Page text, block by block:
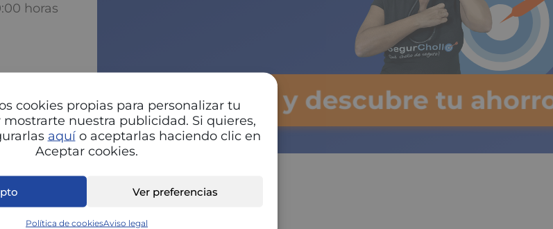
cookies propias para personalizar tu
nuestra publicidad. Si quieres,
aquío aceptarlas haciendo clic en
Aceptar cookies.
Ver preferencias
Política de cookiesAviso legal
horas
Pulsa y descubre tu ahorro